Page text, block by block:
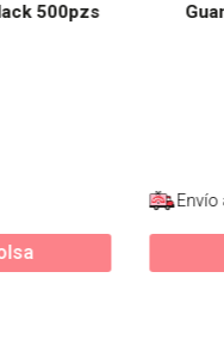
500pzs